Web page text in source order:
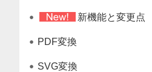
新機能と変更点
PDF変換
SVG変換